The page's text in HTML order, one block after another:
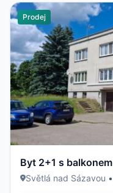
Prodej
Světlá nad Sázavou •